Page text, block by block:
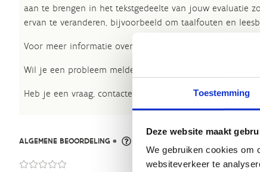
Toestemming
Deze website maakt
We gebruiken cookies om
websiteverkeer te
aan te brengen in het tekstgedeelte van jouw evaluatie
ervan te veranderen, bijvoorbeeld om taalfouten en
Voor meer informatie over onze routestructuren, neem
Wil je een probleem melden op een route? Ga dan naar
Heb je een vraag, contacteer ons via
ALGEMENE BEOORDELING *